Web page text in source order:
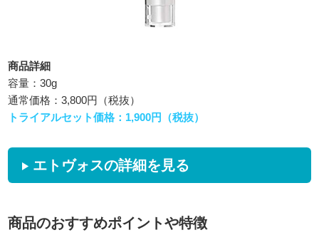
商品詳細
容量：30g
通常価格：3,800円（税抜）
トライアルセット価格：1,900円（税抜）
エトヴォスの詳細を見る
商品のおすすめポイントや特徴